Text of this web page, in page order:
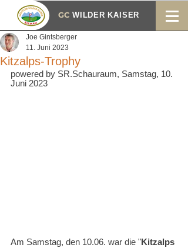
WILDER KAISER
GC
Kitzalps-Trophy
Joe Gintsberger
11. Juni 2023
powered by SR.Schauraum, Samstag, 10.
Juni 2023
Am Samstag, den 10.06. war die "Kitzalps